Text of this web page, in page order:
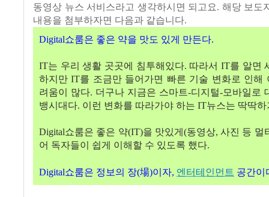
동영상 뉴스 서비스라고 생각하시면 되고요. 해당 보도
내용을 첨부하자면 다음과 같습니다.
Digital쇼룸은 좋은 약을 맛도 있게 만든다.
IT는 우리 생활 곳곳에 침투해있다. 따라서 IT를 알면
하지만 IT를 조금만 들어가면 빠른 기술 변화로 인해
려움이 많다. 더구나 지금은 스마트-디지털-모바일로
뱅시대다. 이런 변화를 따라가야 하는 IT뉴스는 딱딱
Digital쇼룸은 좋은 약(IT)을 맛있게 (동영상,사진 등 멀
어 독자들이 쉽게 이해할 수 있도록 했다.
Digital쇼룸은 정보의 장(場)이자, 엔터테인먼트 공간이